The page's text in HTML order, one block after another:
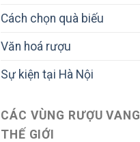
Cách chọn quà biếu
Văn hoá rượu
Sự kiện tại Hà Nội
CÁC VÙNG RƯỢU VANG
THẾ GIỚI